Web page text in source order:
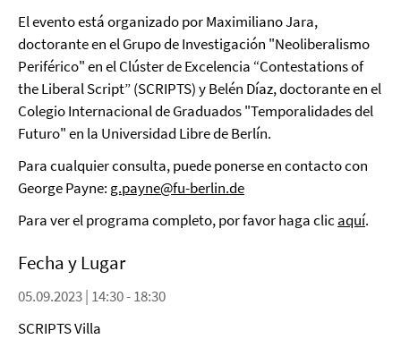
El evento está organizado por Maximiliano Jara,
doctorante en el Grupo de Investigación "Neoliberalismo
Periférico" en el Clúster de Excelencia “Contestations of
the Liberal Script” (SCRIPTS) y Belén Díaz, doctorante en el
Colegio Internacional de Graduados "Temporalidades del
Futuro" en la Universidad Libre de Berlín.
Para cualquier consulta, puede ponerse en contacto con
George Payne: g.payne@fu-berlin.de
Para ver el programa completo, por favor haga clic aquí.
Fecha y Lugar
05.09.2023 | 14:30 - 18:30
SCRIPTS Villa